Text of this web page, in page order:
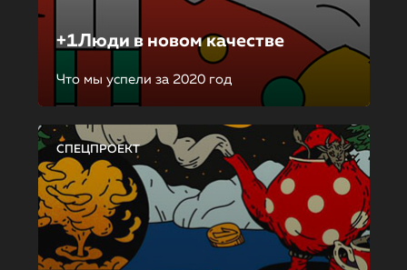
+1Люди в новом качестве
Что мы успели за 2020 год
СПЕЦПРОЕКТ